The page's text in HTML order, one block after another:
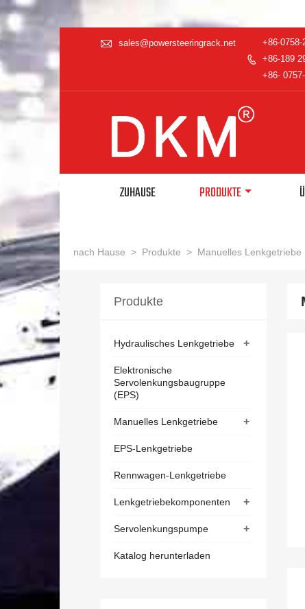
 sales@powersteeringrack.net

+86-0758-
+86-189
+86-
ZUHAUSE PRODUKTE
nach Hause > Produkte > Manuelles Lenkgetriebe
Produkte
+
Hydraulisches Lenkgetriebe
Elektronische
Servolenkungsbaugruppe
(EPS)
+
Manuelles Lenkgetriebe
EPS-Lenkgetriebe
Rennwagen-Lenkgetriebe
+
Lenkgetriebekomponenten
+
Servolenkungspumpe
Katalog herunterladen